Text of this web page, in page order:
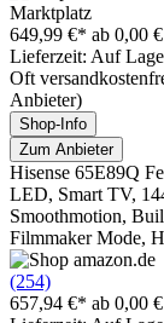
Marktplatz
649,99 €* ab 0,00
Lieferzeit: Auf
Oft
Anbieter)
Shop-Info
Zum Anbieter
Hisense 65E89Q
LED, Smart TV,
Smoothmotion,
Filmmaker Mode,
(254)
657,94 €* ab 0,00